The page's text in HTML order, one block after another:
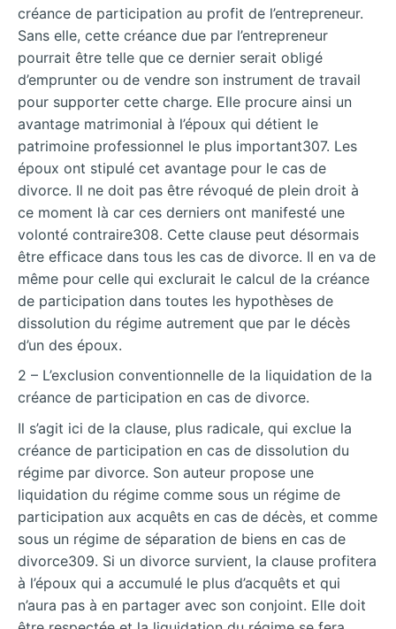
créance de participation au profit de l’entrepreneur.
Sans elle, cette créance due par l’entrepreneur
pourrait être telle que ce dernier serait obligé
d’emprunter ou de vendre son instrument de travail
pour supporter cette charge. Elle procure ainsi un
avantage matrimonial à l’époux qui détient le
patrimoine professionnel le plus important307. Les
époux ont stipulé cet avantage pour le cas de
divorce. Il ne doit pas être révoqué de plein droit à
ce moment là car ces derniers ont manifesté une
volonté contraire308. Cette clause peut désormais
être efficace dans tous les cas de divorce. Il en va de
même pour celle qui exclurait le calcul de la créance
de participation dans toutes les hypothèses de
dissolution du régime autrement que par le décès
d’un des époux.
2 – L’exclusion conventionnelle de la liquidation de la
créance de participation en cas de divorce.
Il s’agit ici de la clause, plus radicale, qui exclue la
créance de participation en cas de dissolution du
régime par divorce. Son auteur propose une
liquidation du régime comme sous un régime de
participation aux acquêts en cas de décès, et comme
sous un régime de séparation de biens en cas de
divorce309. Si un divorce survient, la clause profitera
à l’époux qui a accumulé le plus d’acquêts et qui
n’aura pas à en partager avec son conjoint. Elle doit